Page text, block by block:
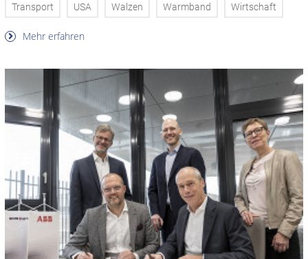
Transport USA Walzen Warmband Wirtschaft
Mehr erfahren